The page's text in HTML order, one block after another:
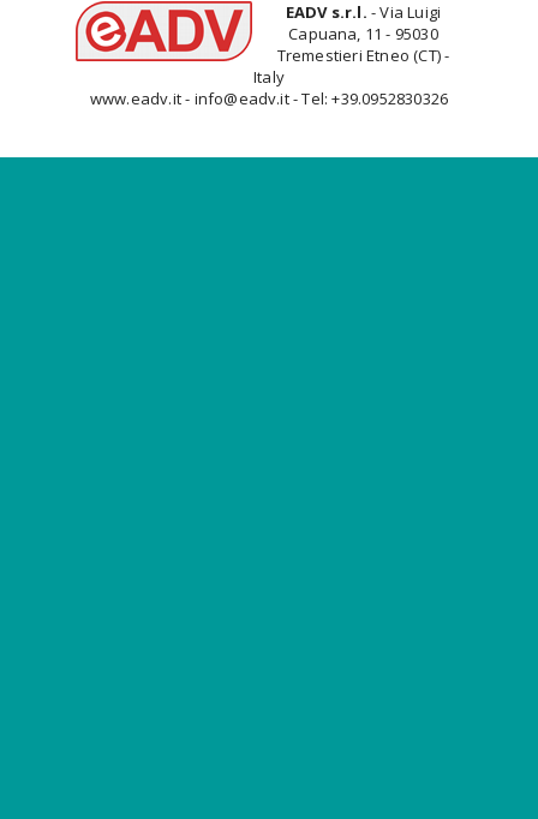
EADV s.r.l. - Via Luigi
Capuana, 11 - 95030
Tremestieri Etneo (CT) -
Italy
www.eadv.it - info@eadv.it - Tel: +39.0952830326